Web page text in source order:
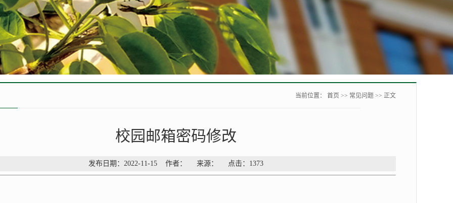
当前位置： 首页 >> 常见问题 >> 正文
校园邮箱密码修改
发布日期：2022-11-15 作者： 来源： 点击： 1373